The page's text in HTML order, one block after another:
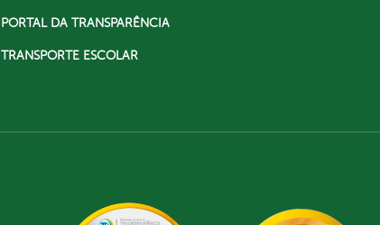
PORTAL DA TRANSPARÊNCIA
TRANSPORTE ESCOLAR